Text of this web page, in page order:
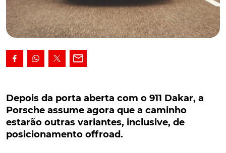
Porsche assume agora que a caminho estarão
outras variantes, inclusive, de posicionamento
offroad.
Hoje em dia já com mais do que uma mão-cheia de
Depois da porta aberta com o 911 Dakar, a
Porsche assume agora que a caminho
estarão outras variantes, inclusive, de
posicionamento offroad.